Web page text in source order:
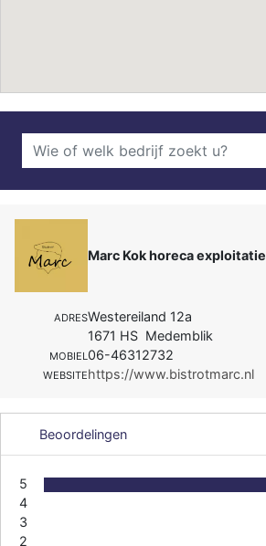
Marc Kok horeca exploitatie
ADRESWestereiland 12a
1671 HS Medemblik
MOBIEL06-46312732
WEBSITEhttps://www.bistrotmarc.nl
Beoordelingen
5
4
3
2